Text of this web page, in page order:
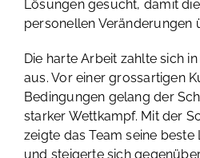
Lösungen gesucht, damit
personellen Veränderungen
Die harte Arbeit zahlte sich
aus. Vor einer grossartigen
Bedingungen gelang der
starker Wettkampf. Mit der
zeigte das Team seine
und steigerte sich